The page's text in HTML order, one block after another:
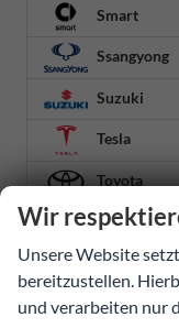
Smart
Ssangyong
Suzuki
Tesla
Toyota
Volkswagen
Volvo
Weitere
Wir
Unsere Website
bereitzustellen.
und verarbeiten nur